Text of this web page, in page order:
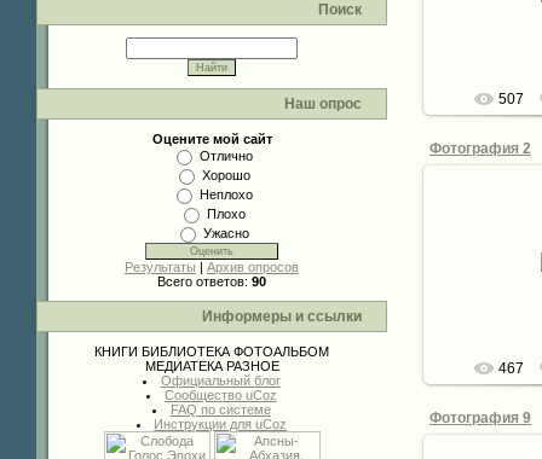
Поиск
Наш опрос
Оцените мой сайт
Отлично
Хорошо
Неплохо
Плохо
Ужасно
Результаты | Архив опросов
Всего ответов: 90
Информеры и ссылки
КНИГИ БИБЛИОТЕКА ФОТОАЛЬБОМ
МЕДИАТЕКА РАЗНОЕ
Официальный блог
Сообщество uCoz
FAQ по системе
Инструкции для uCoz
507
Фотография 2
467
Фотография 9